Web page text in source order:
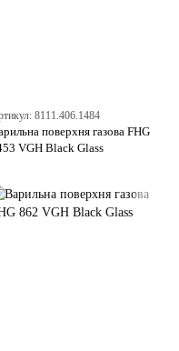
8111.406.1484
поверхня газова FHG
VGH Black Glass